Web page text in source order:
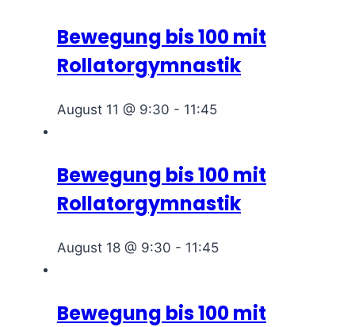
Bewegung bis 100 mit
Rollatorgymnastik
August 11 @ 9:30 - 11:45
Bewegung bis 100 mit
Rollatorgymnastik
August 18 @ 9:30 - 11:45
Bewegung bis 100 mit